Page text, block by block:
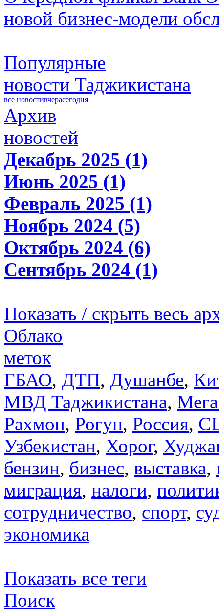
новой бизнес-модели
Популярные
новости Таджикистана
все новостивчерасегодня
Архив
новостей
Декабрь 2025 (1)
Июнь 2025 (1)
Февраль 2025 (1)
Ноябрь 2024 (5)
Октябрь 2024 (6)
Сентябрь 2024 (1)
Показать / скрыть весь
Облако
меток
ГБАО, ДТП, Душанбе,
МВД Таджикистана,
Рахмон, Рогун, Россия,
Узбекистан, Хорог,
бензин, бизнес, выставка,
миграция, налоги,
сотрудничество, спорт,
экономика
Показать все теги
Поиск